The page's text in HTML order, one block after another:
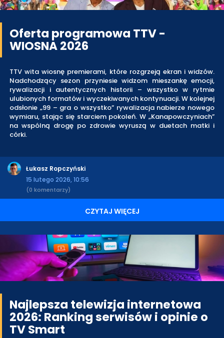
Oferta programowa TTV -
WIOSNA 2026
TTV wita wiosnę premierami, które rozgrzeją ekran i widzów.
Nadchodzący sezon przyniesie widzom mieszankę emocji,
rywalizacji i autentycznych historii – wszystko w rytmie
ulubionych formatów i wyczekiwanych kontynuacji. W kolejnej
odsłonie „99 – gra o wszystko” rywalizacja nabierze nowego
wymiaru, stając się starciem pokoleń. W „Kanapowczyniach”
na wspólną drogę po zdrowie wyruszą w duetach matki i
córki.
Łukasz Ropczyński
15 lutego 2026, 10:56
(0 komentarzy)
CZYTAJ WIĘCEJ
Najlepsza telewizja internetowa
2026: Ranking serwisów i opinie o
TV Smart